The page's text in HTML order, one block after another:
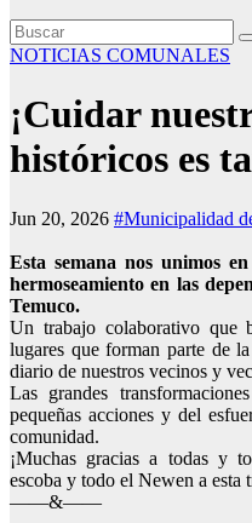
NOTICIAS COMUNALES
¡Cuidar
históricos es
Jun 20, 2026 #Municipalidad
Esta semana nos unimos
hermoseamiento en las
Temuco.
Un trabajo colaborativo que
lugares que forman parte de
diario de nuestros vecinos y
Las grandes
pequeñas acciones y del
comunidad.
¡Muchas gracias a todas y
escoba y todo el Newen a esta
——&——